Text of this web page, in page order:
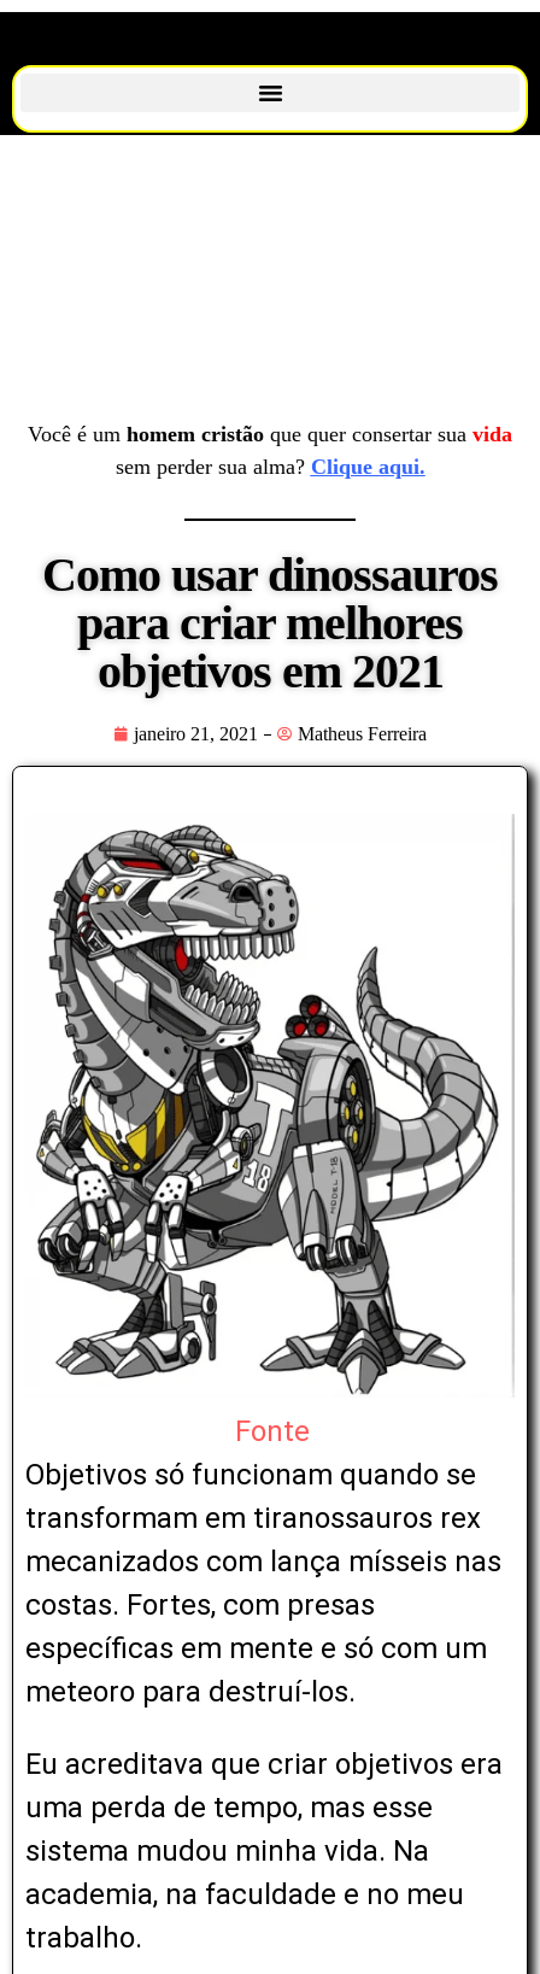
Você é um homem cristão que quer consertar sua vida
sem perder sua alma? Clique aqui.
Como usar dinossauros
para criar melhores
objetivos em 2021
janeiro 21, 2021 Matheus Ferreira
Fonte
Objetivos só funcionam quando se
transformam em tiranossauros rex
mecanizados com lança mísseis nas
costas. Fortes, com presas
específicas em mente e só com um
meteoro para destruí-los.
Eu acreditava que criar objetivos era
uma perda de tempo, mas esse
sistema mudou minha vida. Na
academia, na faculdade e no meu
trabalho.